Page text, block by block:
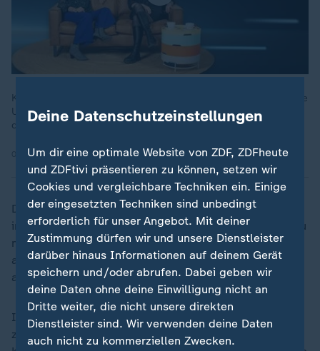
Keine Militärhilfen mehr, keine Geheimdienstinformationen: Die
USA stoppen ihre Ukraine-Unterstützung. Welche Folgen hat
das für uns? Das Thema im heute journal - der Podcast.
07.03.2025 | 39:43 min
Die ukrainische Luftverteidigung ist also nach wie vor
in der Lage, die meisten der ankommenden Drohnen zu
neutralisieren, ohne dass die Effizienz signifikant
abnimmt. Die Ukraine ist auch in der Lage,
ankommende Marschflugkörper abzuschießen.
Interessanterweise hat die Ukraine in dieser Woche
zum ersten Mal Videoaufnahmen eines Mirage-2000-
Deine Datenschutzeinstellungen
Um dir eine optimale Website von ZDF, ZDFheute
und ZDFtivi präsentieren zu können, setzen wir
Cookies und vergleichbare Techniken ein. Einige
der eingesetzten Techniken sind unbedingt
erforderlich für unser Angebot. Mit deiner
Zustimmung dürfen wir und unsere Dienstleister
darüber hinaus Informationen auf deinem Gerät
speichern und/oder abrufen. Dabei geben wir
deine Daten ohne deine Einwilligung nicht an
Dritte weiter, die nicht unsere direkten
Dienstleister sind. Wir verwenden deine Daten
auch nicht zu kommerziellen Zwecken.